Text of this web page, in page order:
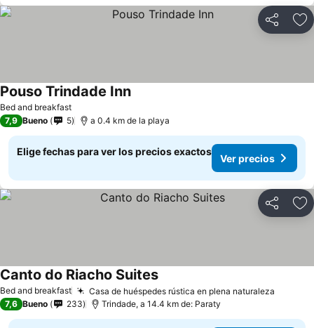
Compartir
Bed and breakfast
Pouso Trindade Inn
7,9 Bueno 5 a 0.4 km de la playa
Elige fechas para ver los precios exactos
Ver precios
Compartir
Bed and breakfast Casa de huéspedes rústica en plena naturaleza
Canto do Riacho Suites
7,6 Bueno 233 Trindade, a 14.4 km de: Paraty